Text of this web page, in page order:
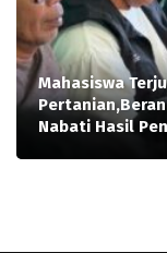
Mahasiswa
Nabati Hasil